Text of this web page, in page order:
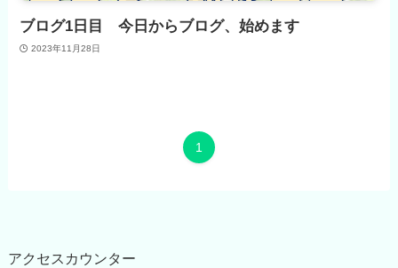
ブログ1日目 今日からブログ、始めます
2023年11月28日
1
アクセスカウンター